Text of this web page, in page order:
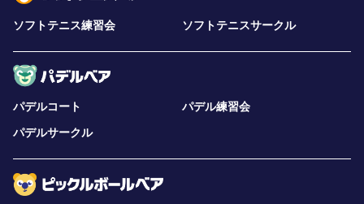
ソフトテニス練習会 ソフトテニスサークル
パデルコート
パデル練習会
パデルサークル